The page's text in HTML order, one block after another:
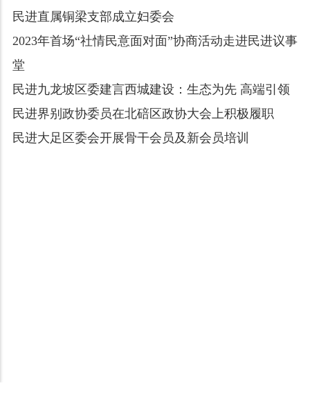
民进直属铜梁支部成立妇委会
2023年首场“社情民意面对面”协商活动走进民进议事
堂
民进九龙坡区委建言西城建设：生态为先 高端引领
民进界别政协委员在北碚区政协大会上积极履职
民进大足区委会开展骨干会员及新会员培训